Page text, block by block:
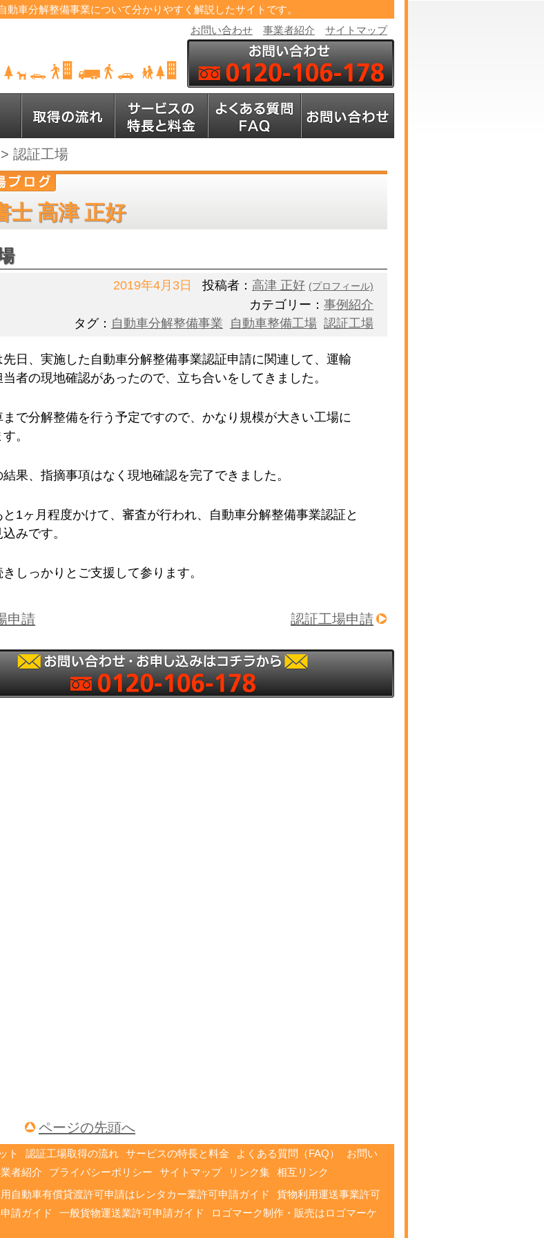
車分解整備事業について分かりやすく解説したサイトです。
お問い合わせ
事業者紹介 サイトマップ
> 認証工場
士 高津 正好
2019年4月3日 投稿者： 高津 正好 (プロフィール)
カテゴリー： 事例紹介
タグ： 自動車分解整備事業 自動車整備工場 認証工場
先日、実施した自動車分解整備事業認証申請に関連して、運輸
者の現地確認があったので、立ち合いをしてきました。
まで分解整備を行う予定ですので、かなり規模が大きい工場に
。
果、指摘事項はなく現地確認を完了できました。
と1ヶ月程度かけて、審査が行われ、自動車分解整備事業認証と
みです。
しっかりとご支援して参ります。
申請 認証工場申請
ページの先頭へ
ト 認証工場取得の流れ サービスの特長と料金 よくある質問（FAQ）
お問い
者紹介 プライバシーポリシー サイトマップ リンク集 相互リンク
自動車有償貸渡許可申請はレンタカー業許可申請ガイド
貨物利用運送事業許可
請ガイド 一般貨物運送業許可申請ガイド
ロゴマーク制作・販売はロゴマーケ